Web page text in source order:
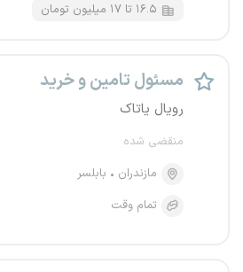
۱۶.۵ تا ۱۷ میلیون تومان
مسئول تامین و خرید
رویال یاتاک
منقضی شده
مازندران
بابلسر
تمام وقت